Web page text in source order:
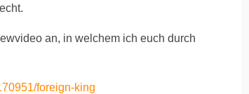
an, in welchem ich euch durch
foreign-king